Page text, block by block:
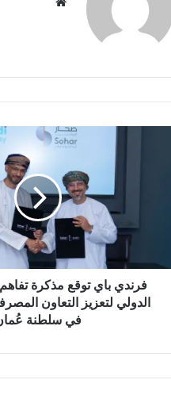
ا
ي
فرندي باي توقع مذكرة
الدولي لتعزيز التعاون
في سلطنة